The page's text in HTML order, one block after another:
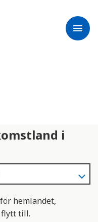
menu
i
hemlandet,
flytt till.